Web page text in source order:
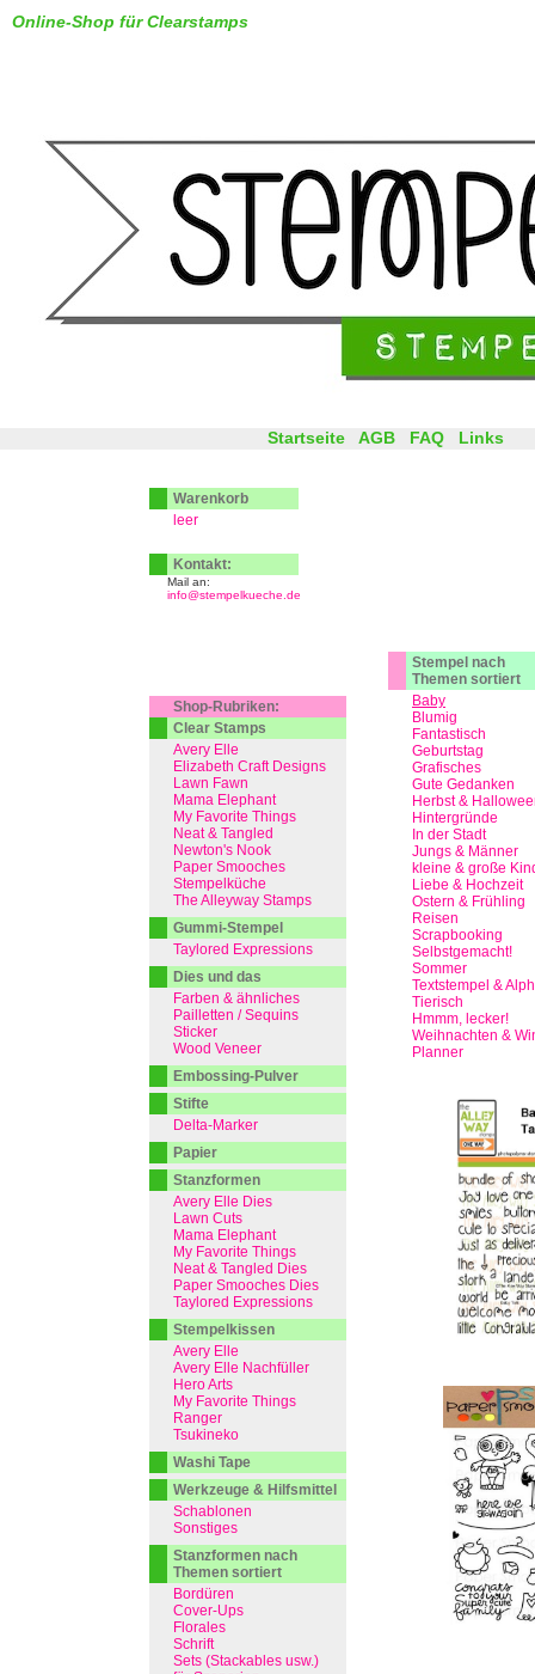
Online-Shop für Clearstamps
Stempel nach
Themen sortiert
Baby
Blumig
Fantastisch
Geburtstag
Grafisches
Gute Gedanken
Herbst &
Hintergründe
In der Stadt
Jungs & Männer
kleine & große
Liebe & Hochzeit
Ostern & Frühling
Reisen
Scrapbooking
Selbstgemacht!
Sommer
Textstempel &
Tierisch
Hmmm, lecker!
Weihnachten &
Planner
Startseite AGB FAQ Links
Warenkorb
leer
Kontakt:
Mail an:
info@stempelkueche.de
Shop-Rubriken:
Clear Stamps
Avery Elle
Elizabeth Craft Designs
Lawn Fawn
Mama Elephant
My Favorite Things
Neat & Tangled
Newton's Nook
Paper Smooches
Stempelküche
The Alleyway Stamps
Gummi-Stempel
Taylored Expressions
Dies und das
Farben & ähnliches
Pailletten / Sequins
Sticker
Wood Veneer
Embossing-Pulver
Stifte
Delta-Marker
Papier
Stanzformen
Avery Elle Dies
Lawn Cuts
Mama Elephant
My Favorite Things
Neat & Tangled Dies
Paper Smooches Dies
Taylored Expressions
Stempelkissen
Avery Elle
Avery Elle Nachfüller
Hero Arts
My Favorite Things
Ranger
Tsukineko
Washi Tape
Werkzeuge & Hilfsmittel
Schablonen
Sonstiges
Stanzformen nach
Themen sortiert
Bordüren
Cover-Ups
Florales
Schrift
Sets (Stackables usw.)